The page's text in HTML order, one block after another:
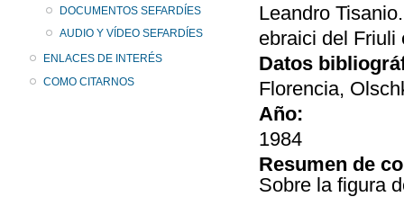
DOCUMENTOS SEFARDÍES
AUDIO Y VÍDEO SEFARDÍES
ENLACES DE INTERÉS
COMO CITARNOS
Leandro
ebraici del Friuli
Datos
Florencia,
Año:
1984
Resumen de
Sobre la figura